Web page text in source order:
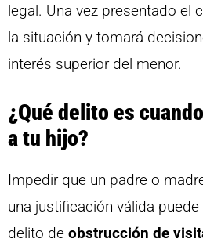
legal. Una vez presentado el
la situación y tomará
interés superior del menor.
¿Qué delito es
a tu hijo?
Impedir que un padre o
una justificación válida
delito de obstrucción de